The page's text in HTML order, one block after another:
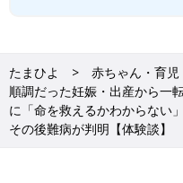
たまひよ 赤ちゃん・育児
順調だった妊娠・出産から一
に「命を救えるかわからない
その後難病が判明【体験談】